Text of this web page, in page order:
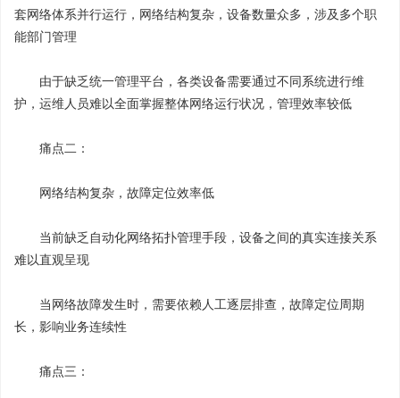
套网络体系并行运行，网络结构复杂，设备数量众多，涉及多个职
能部门管理
由于缺乏统一管理平台，各类设备需要通过不同系统进行维
护，运维人员难以全面掌握整体网络运行状况，管理效率较低
痛点二：
网络结构复杂，故障定位效率低
当前缺乏自动化网络拓扑管理手段，设备之间的真实连接关系
难以直观呈现
当网络故障发生时，需要依赖人工逐层排查，故障定位周期
长，影响业务连续性
痛点三：